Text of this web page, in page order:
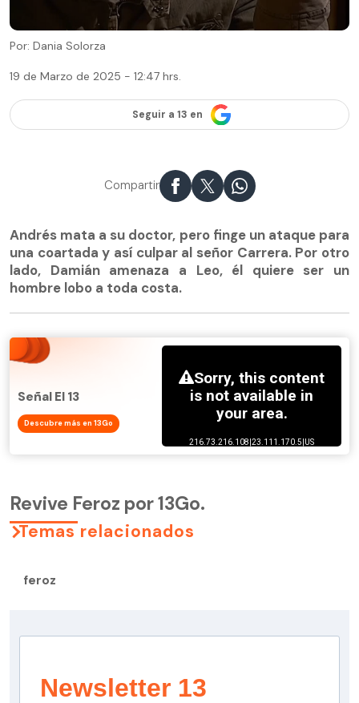
Por: Dania Solorza
19 de Marzo de 2025 - 12:47 hrs.
Seguir a 13 en
Compartir
Andrés mata a su doctor, pero finge un ataque para
una coartada y así culpar al señor Carrera. Por otro
lado, Damián amenaza a Leo, él quiere ser un
hombre lobo a toda costa.
Señal El 13
Descubre más en 13Go
Revive Feroz por 13Go.
Temas relacionados
feroz
Newsletter 13